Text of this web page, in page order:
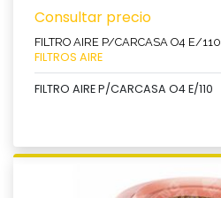
Consultar precio
FILTRO AIRE P/CARCASA O4 E/110
FILTROS AIRE
FILTRO AIRE P/CARCASA O4 E/110